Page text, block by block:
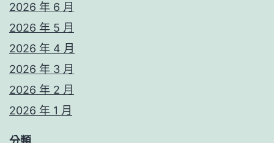
2026 年 6 月
2026 年 5 月
2026 年 4 月
2026 年 3 月
2026 年 2 月
2026 年 1 月